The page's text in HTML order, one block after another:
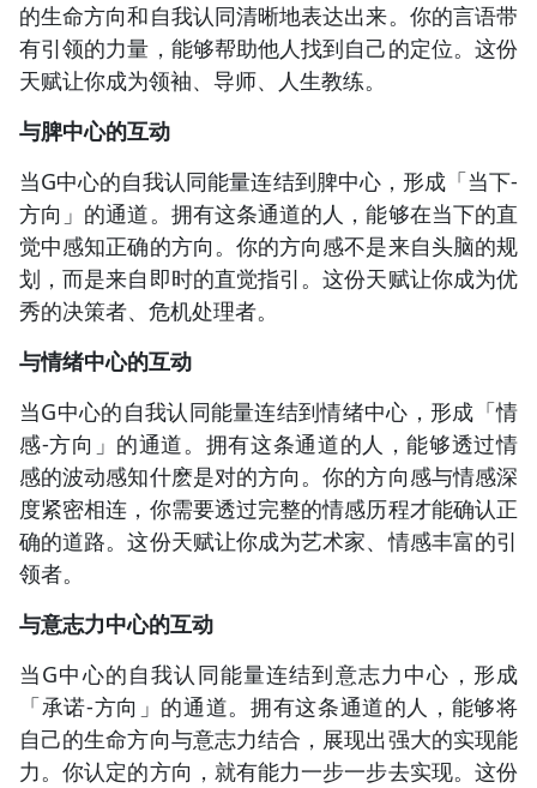
的生命方向和自我认同清晰地表达出来。你的言语带
有引领的力量，能够帮助他人找到自己的定位。这份
天赋让你成为领袖、导师、人生教练。
与脾中心的互动
当G中心的自我认同能量连结到脾中心，形成「当下-
方向」的通道。拥有这条通道的人，能够在当下的直
觉中感知正确的方向。你的方向感不是来自头脑的规
划，而是来自即时的直觉指引。这份天赋让你成为优
秀的决策者、危机处理者。
与情绪中心的互动
当G中心的自我认同能量连结到情绪中心，形成「情
感-方向」的通道。拥有这条通道的人，能够透过情
感的波动感知什麽是对的方向。你的方向感与情感深
度紧密相连，你需要透过完整的情感历程才能确认正
确的道路。这份天赋让你成为艺术家、情感丰富的引
领者。
与意志力中心的互动
当G中心的自我认同能量连结到意志力中心，形成
「承诺-方向」的通道。拥有这条通道的人，能够将
自己的生命方向与意志力结合，展现出强大的实现能
力。你认定的方向，就有能力一步一步去实现。这份